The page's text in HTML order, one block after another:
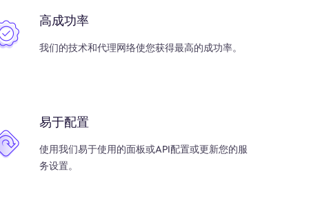
高成功率
我们的技术和代理网络使您获得最高的成功率。
易于配置
使用我们易于使用的面板或API配置或更新您的服
务设置。